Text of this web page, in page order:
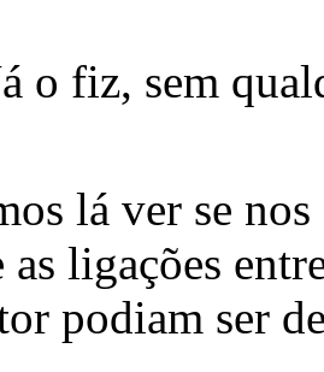
o fiz, sem
lá ver se
as ligações
podiam ser